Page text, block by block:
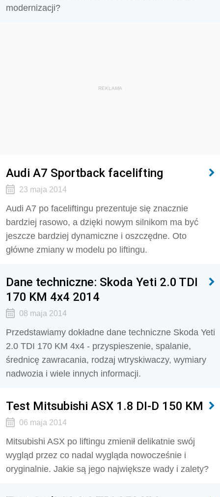
modernizacji?
REKLAMA
Audi A7 Sportback facelifting
23 maja 2014
Audi A7 po faceliftingu prezentuje się znacznie
bardziej rasowo, a dzięki nowym silnikom ma być
jeszcze bardziej dynamiczne i oszczędne. Oto
główne zmiany w modelu po liftingu.
Dane techniczne: Skoda Yeti 2.0 TDI
170 KM 4x4 2014
08 maja 2014
Przedstawiamy dokładne dane techniczne Skoda Yeti
2.0 TDI 170 KM 4x4 - przyspieszenie, spalanie,
średnicę zawracania, rodzaj wtryskiwaczy, wymiary
nadwozia i wiele innych informacji.
Test Mitsubishi ASX 1.8 DI-D 150 KM
06 maja 2014
Mitsubishi ASX po liftingu zmienił delikatnie swój
wygląd przez co nadal wygląda nowocześnie i
oryginalnie. Jakie są jego największe wady i zalety?